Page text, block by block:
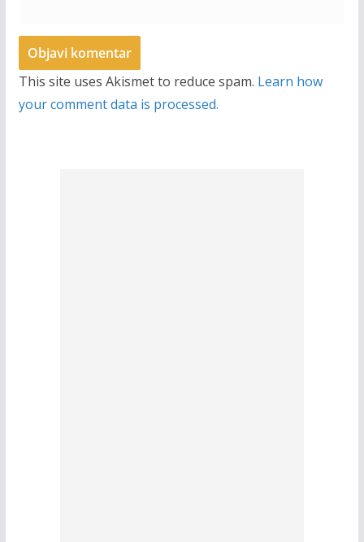
This site uses Akismet to reduce spam. Learn how
your comment data is processed.